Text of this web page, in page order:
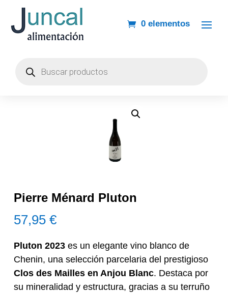
0 elementos
Pierre Ménard Pluton
57,95€
Pluton 2023 es un elegante vino blanco de
Chenin, una selección parcelaria del prestigioso
Clos des Mailles en Anjou Blanc. Destaca por
su mineralidad y estructura, gracias a su terruño